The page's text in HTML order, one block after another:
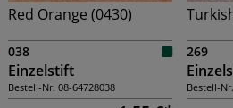
Red Orange (0430)
038
Einzelstift
Bestell-Nr. 08-64728038
269
Bestell-Nr.